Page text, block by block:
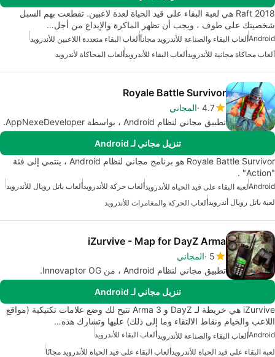
Raft 2018 هي لعبة البقاء على قيد الحياة لعدة لاعبين. تقطعت بهم السبل
شخصيتك على طوف ، ويجب أن تظهر الماكرة والإبداع من أجل…
Androidألعاب البقاء والصناعة للأندرويد مجاناًألعاب البقاء متعددة اللاعبين للأندرويد
ألعاب محاكاة مجانية للأندرويدألعاب البقاء للأندرويدألعاب المحاكاة لأندرويد
Royale Battle Survivor
4.7 المجاني
تطبيق مجاني لنظام Android ، بواسطة AppNexeDeveloper.
تنزيل مجاني لـ Android
Royale Battle Survivor هو برنامج مجاني لنظام Android ، ينتمي إلى فئة
"Action" .
Androidلعبة البقاء على قيد الحياة للأندرويدألعاب حركة للأندرويدألعاب باتل رويال للأندرويد
لعبة باتل رويال أندرويدألعاب الحركة والمغامرات للأندرويد
iZurvive - Map for DayZ Arma
5 المجاني
تطبيق مجاني لنظام Android ، من Innovaptor OG.
تنزيل مجاني لـ Android
iZurvive هي خريطة لـ DayZ و Arma 3 تتيح لك وضع علامات تكتيكية (مواقع
اللاعب والخيام ونقاط الالتقاء وما إلى ذلك) عليها وتشارك هذه…
Androidألعاب البقاء والصناعة للأندرويدألعاب البقاء للأندرويد
لعبة البقاء على قيد الحياة للأندرويدألعاب البقاء على قيد الحياة للأندرويد مجانًا